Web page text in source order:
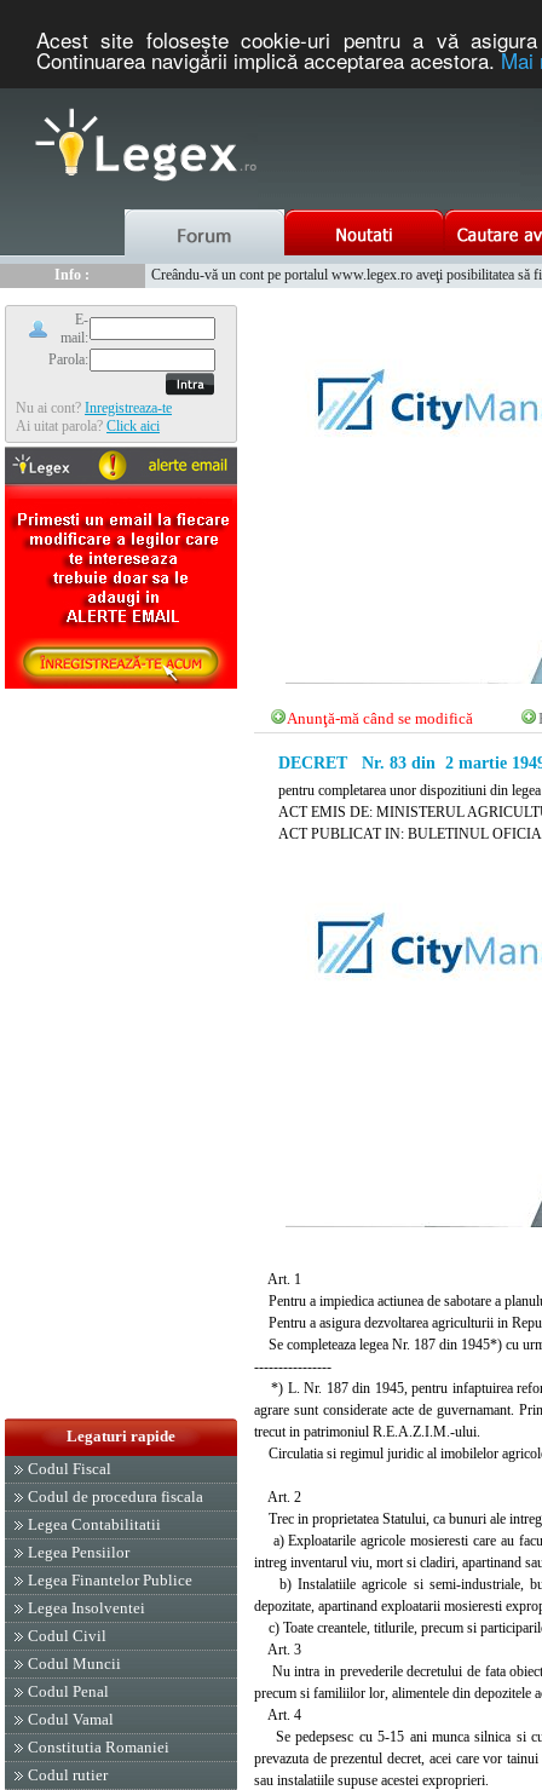
Acest site foloseşte cookie-uri pentru a vă
Continuarea navigării implică acceptarea acestora.Mai
Info :
Creându-vă un cont pe portalul www.legex.ro aveţi posibilitatea să
Info :
www.tntauto.ro - Managementul Integrat al Parcului Auto
E-
mail:
Parola:
Nu ai cont? Inregistreaza-te
Ai uitat parola? Click aici
Legaturi rapide
Codul Fiscal
Codul de procedura fiscala
Legea Contabilitatii
Legea Pensiilor
Legea Finantelor Publice
Legea Insolventei
Codul Civil
Codul Muncii
Codul Penal
Codul Vamal
Constitutia Romaniei
Codul rutier
Anunţă-mă când se modifică
DECRET Nr. 83 din 2 martie
pentru completarea unor dispozitiuni din
ACT EMIS DE: MINISTERUL
ACT PUBLICAT IN: BULETINUL
Art. 1
Pentru a impiedica actiunea de sabotare a
Pentru a asigura dezvoltarea agriculturii in
Se completeaza legea Nr. 187 din 1945*) cu
----------------
*) L. Nr. 187 din 1945, pentru infaptuirea
agrare sunt considerate acte de guvernamant.
trecut in patrimoniul R.E.A.Z.I.M.-ului.
Circulatia si regimul juridic al imobilelor
Art. 2
Trec in proprietatea Statului, ca bunuri ale
a) Exploatarile agricole mosieresti care au
intreg inventarul viu, mort si cladiri, apartinand
b) Instalatiile agricole si semi-industriale,
depozitate, apartinand exploatarii mosieresti
c) Toate creantele, titlurile, precum si
Art. 3
Nu intra in prevederile decretului de fata
precum si familiilor lor, alimentele din depozitele
Art. 4
Se pedepsesc cu 5-15 ani munca silnica si
prevazuta de prezentul decret, acei care vor
sau instalatiile supuse acestei exproprieri.